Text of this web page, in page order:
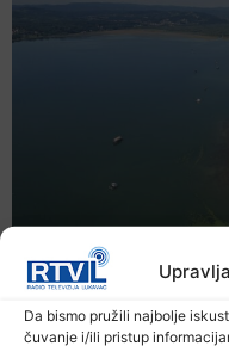
Da bismo pružili najbolje
čuvanje i/ili pristup